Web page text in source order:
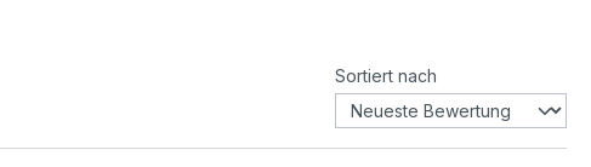
Sortiert nach